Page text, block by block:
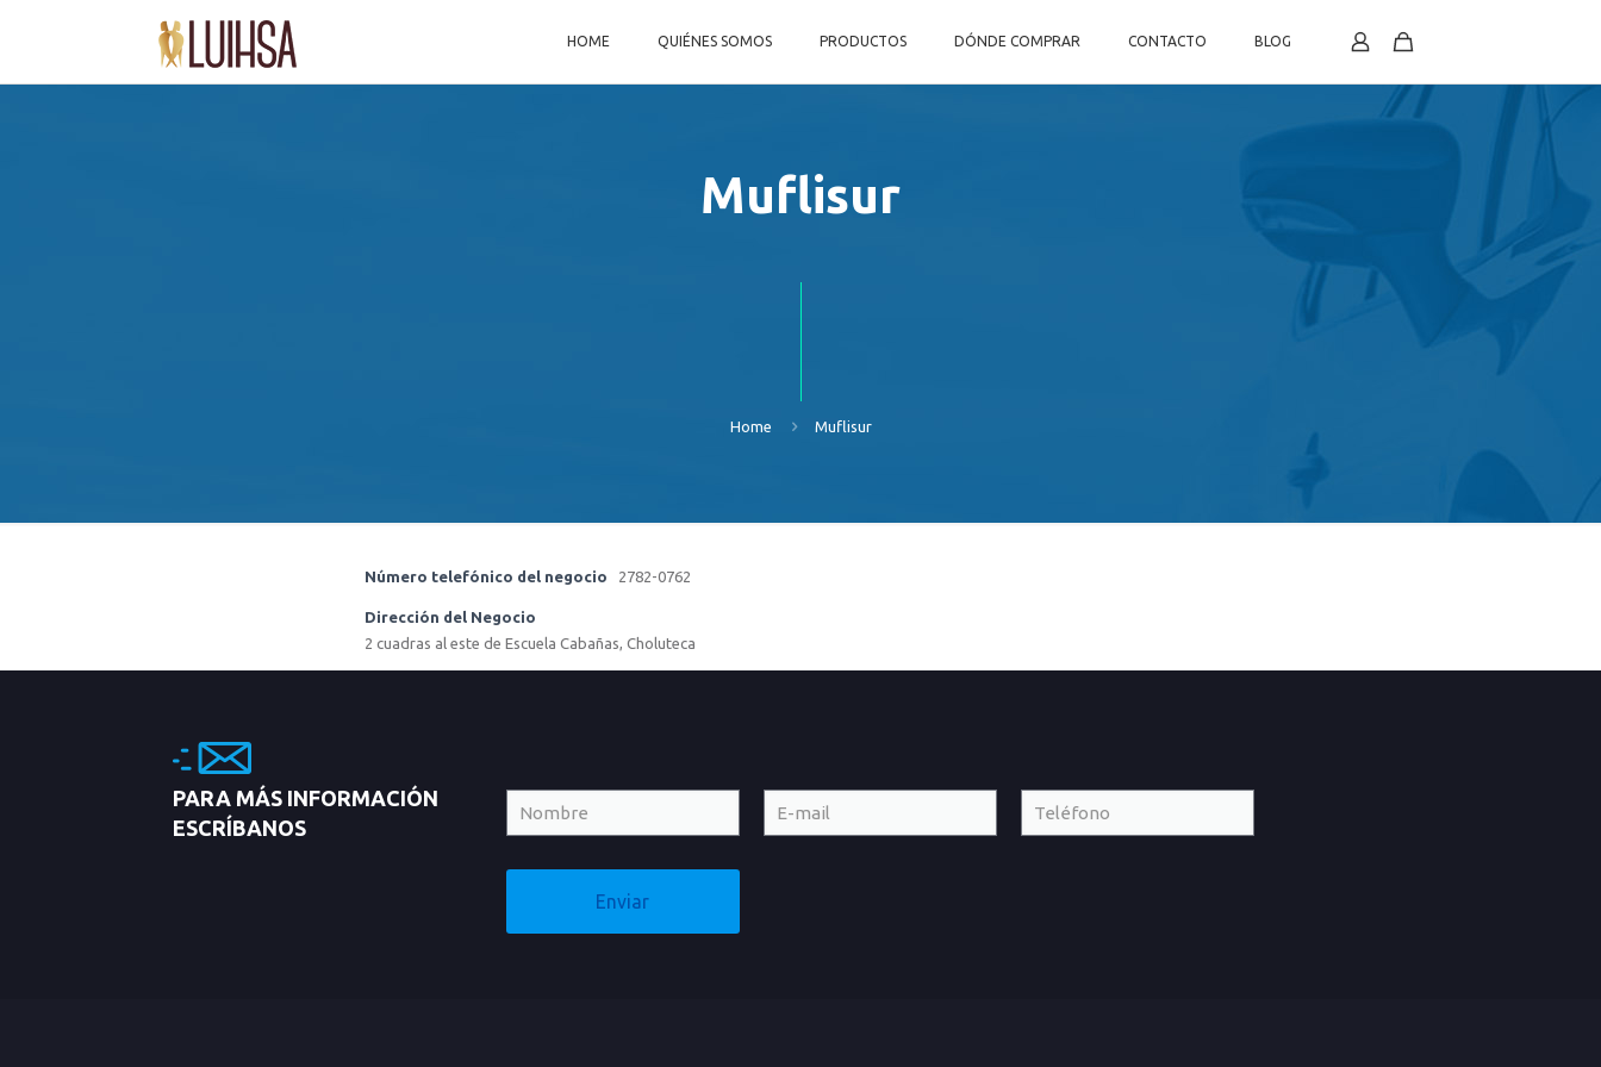
HOME QUIÉNES SOMOS PRODUCTOS DÓNDE COMPRAR CONTACTO BLOG
Muflisur
Home Muflisur
Número telefónico del negocio 2782-0762
Dirección del Negocio
2 cuadras al este de Escuela Cabañas, Choluteca
PARA MÁS INFORMACIÓN
ESCRÍBANOS